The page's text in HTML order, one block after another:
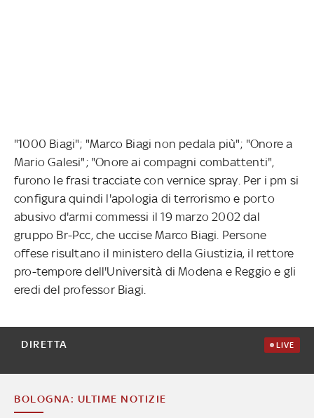
"1000 Biagi"; "Marco Biagi non pedala più"; "Onore a
Mario Galesi"; "Onore ai compagni combattenti",
furono le frasi tracciate con vernice spray. Per i pm si
configura quindi l'apologia di terrorismo e porto
abusivo d'armi commessi il 19 marzo 2002 dal
gruppo Br-Pcc, che uccise Marco Biagi. Persone
offese risultano il ministero della Giustizia, il rettore
pro-tempore dell'Università di Modena e Reggio e gli
eredi del professor Biagi.
DIRETTA LIVE
BOLOGNA: ULTIME NOTIZIE